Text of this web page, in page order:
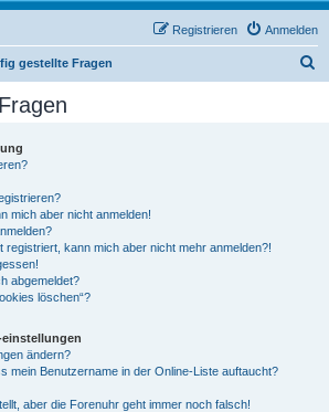
Anmelden
Registrieren
gestellte Fragen
mich aber nicht anmelden!
registriert, kann mich aber nicht mehr anmelden?!
abgemeldet?
löschen“?
ändern?
mein Benutzername in der Online-Liste auftaucht?
aber die Forenuhr geht immer noch falsch!